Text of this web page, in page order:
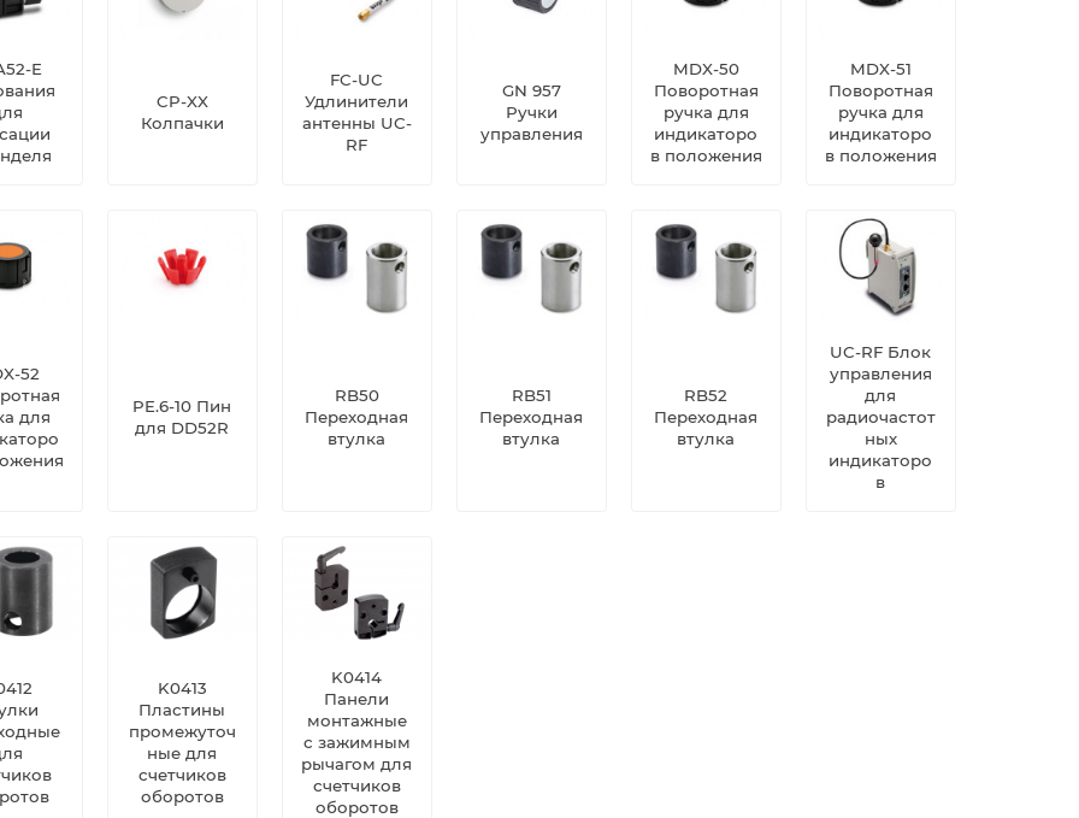
E
CP-XX
Колпачки
FC-UC
Удлинители
антенны UC-
RF
GN 957
Ручки
управления
MDX-50
Поворотная
ручка для
индикаторо
в положения
MDX-51
Поворотная
ручка для
индикаторо
в положения
52
для
PE.6-10 Пин
для DD52R
RB50
Переходная
втулка
RB51
Переходная
втулка
RB52
Переходная
втулка
UC-RF Блок
управления
для
радиочастот
ных
индикаторо
в
K0413
Пластины
промежуточ
ные для
счетчиков
оборотов
K0414
Панели
монтажные
с зажимным
рычагом для
счетчиков
оборотов